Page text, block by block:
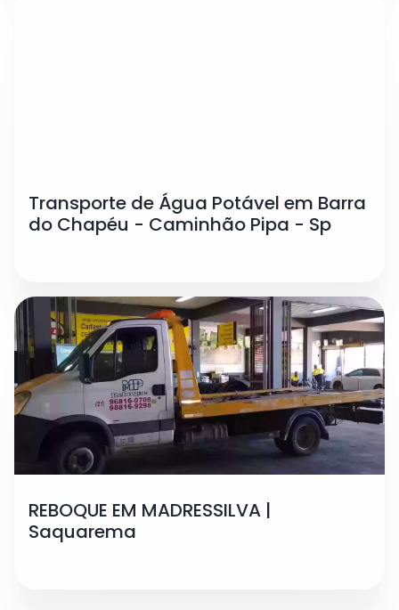
Transporte de Água Potável em Barra
do Chapéu - Caminhão Pipa - Sp
REBOQUE EM MADRESSILVA |
Saquarema